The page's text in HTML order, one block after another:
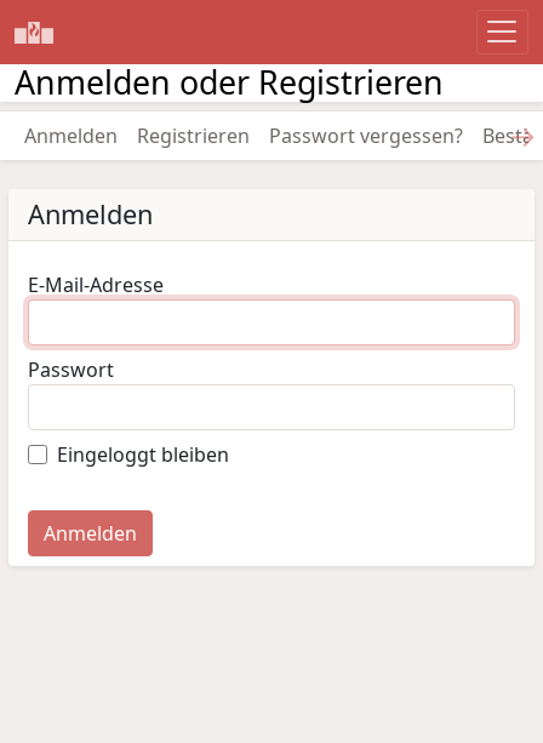
Anmelden oder Registrieren
Anmelden Registrieren Passwort vergessen? →
Anmelden
E-Mail-Adresse
Passwort
Eingeloggt bleiben
Anmelden